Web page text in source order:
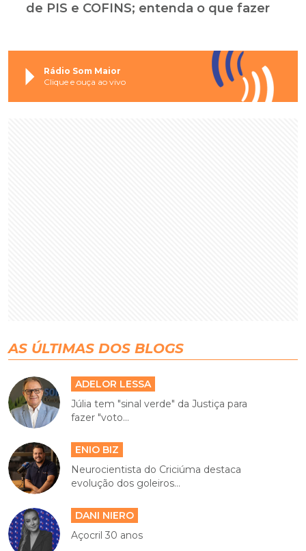
de PIS e COFINS; entenda o que fazer
Rádio Som Maior
Clique e ouça ao vivo
AS ÚLTIMAS DOS BLOGS
ADELOR LESSA
Júlia tem "sinal verde" da Justiça para
fazer "voto...
ENIO BIZ
Neurocientista do Criciúma destaca
evolução dos goleiros...
DANI NIERO
Açocril 30 anos